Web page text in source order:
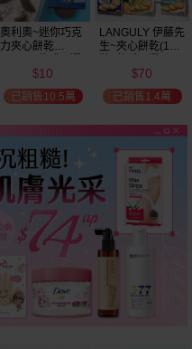
旺旺~旺仔小饅頭
(餅乾)原味(30g)
$9
已銷售2.3萬
印尼 Gery~蘇打
餅乾(1包入) 厚醬
力／厚醬椰子／
厚醬抹茶 款式可
選
$29
已銷售3.7萬